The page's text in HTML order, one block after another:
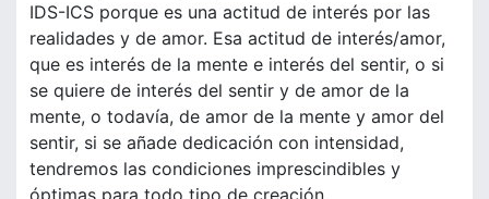
IDS-ICS porque es una actitud de interés por las
realidades y de amor. Esa actitud de interés/amor,
que es interés de la mente e interés del sentir, o si
se quiere de interés del sentir y de amor de la
mente, o todavía, de amor de la mente y amor del
sentir, si se añade dedicación con intensidad,
tendremos las condiciones imprescindibles y